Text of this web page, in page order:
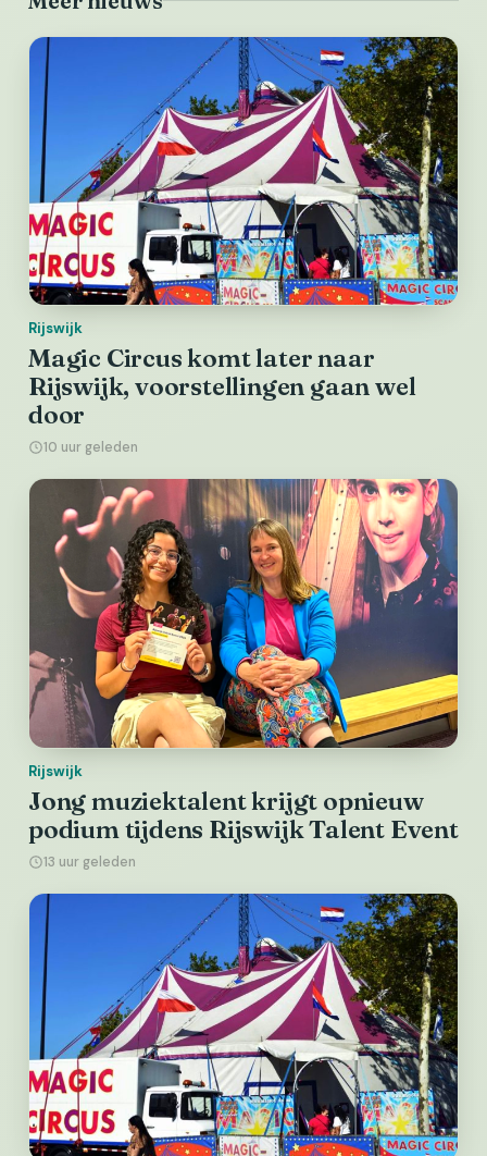
Rijswijk
Magic Circus komt later naar
Rijswijk, voorstellingen gaan wel
door
10 uur geleden
Rijswijk
Jong muziektalent krijgt opnieuw
podium tijdens Rijswijk Talent Event
13 uur geleden